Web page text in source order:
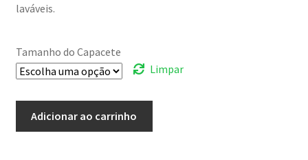
laváveis.
Tamanho do Capacete
Limpar
Adicionar ao carrinho